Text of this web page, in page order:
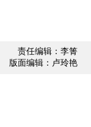
责任编辑：李箐
版面编辑：卢玲艳